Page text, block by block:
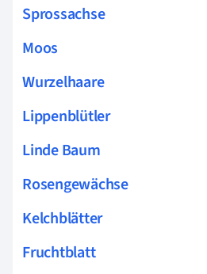
Sprossachse
Moos
Wurzelhaare
Lippenblütler
Linde Baum
Rosengewächse
Kelchblätter
Fruchtblatt